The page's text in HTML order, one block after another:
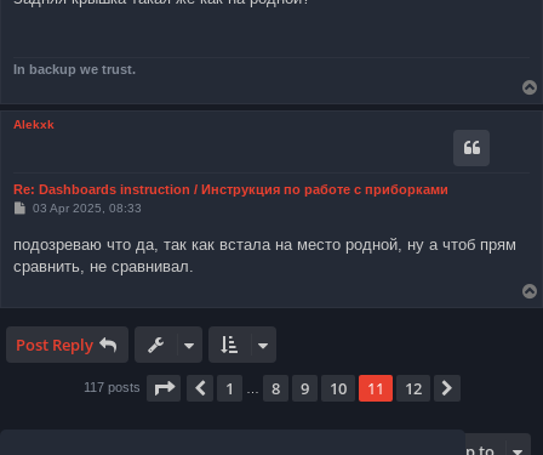
t
In backup we trust.
Alekxk
Re: Dashboards instruction / Инструкция по работе с приборками
P
t
03 Apr 2025, 08:33
подозреваю что да, так как встала на место родной, ну а чтоб прям
сравнить, не сравнивал.
Post Reply
117 posts Page 11 of12
Previous
1 8 9 10 11 12